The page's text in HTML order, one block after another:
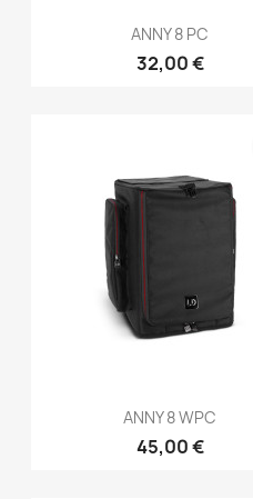
ANNY 8 PC
32,00 €
ANNY 8 WPC
45,00 €